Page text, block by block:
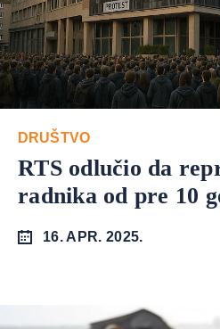
DRUŠTVO
RTS odlučio da
radnika od pre 10
16. APR. 2025.